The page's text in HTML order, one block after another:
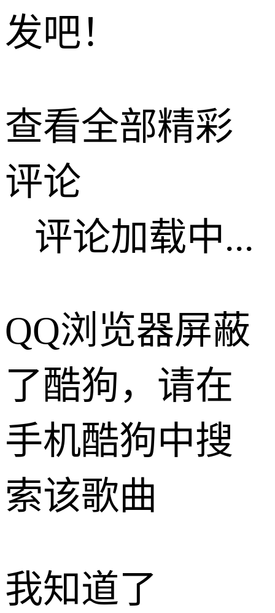
发吧！
查看全部精彩
评论
评论加载中...
QQ浏览器屏蔽
了酷狗，请在
手机酷狗中搜
索该歌曲
我知道了